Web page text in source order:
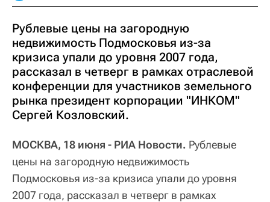
Рублевые цены на загородную
недвижимость Подмосковья из-за
кризиса упали до уровня 2007 года,
рассказал в четверг в рамках отраслевой
конференции для участников земельного
рынка президент корпорации "ИНКОМ"
Сергей Козловский.
МОСКВА, 18 июня - РИА Новости. Рублевые
цены на загородную недвижимость
Подмосковья из-за кризиса упали до уровня
2007 года, рассказал в четверг в рамках